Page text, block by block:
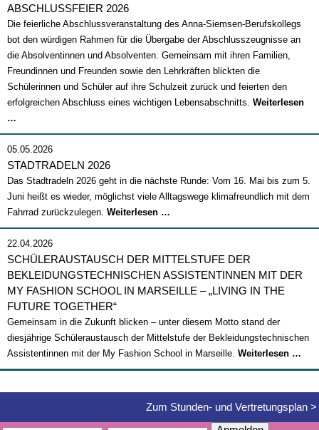
ABSCHLUSSFEIER 2026
Die feierliche Abschlussveranstaltung des Anna-Siemsen-Berufskollegs
bot den würdigen Rahmen für die Übergabe der Abschlusszeugnisse an
die Absolventinnen und Absolventen. Gemeinsam mit ihren Familien,
Freundinnen und Freunden sowie den Lehrkräften blickten die
Schülerinnen und Schüler auf ihre Schulzeit zurück und feierten den
erfolgreichen Abschluss eines wichtigen Lebensabschnitts. Weiterlesen
…
2026
05.05.2026
STADTRADELN 2026
Das Stadtradeln 2026 geht in die nächste Runde: Vom 16. Mai bis zum 5.
Juni heißt es wieder, möglichst viele Alltagswege klimafreundlich mit dem
Fahrrad zurückzulegen. Weiterlesen …
2026
22.04.2026
SCHÜLERAUSTAUSCH DER MITTELSTUFE DER
BEKLEIDUNGSTECHNISCHEN ASSISTENTINNEN MIT DER
MY FASHION SCHOOL IN MARSEILLE – „LIVING IN THE
FUTURE TOGETHER“
Gemeinsam in die Zukunft blicken – unter diesem Motto stand der
diesjährige Schüleraustausch der Mittelstufe der Bekleidungstechnischen
Assistentinnen mit der My Fashion School in Marseille. Weiterlesen …
der
Zum Stunden- und Vertretungsplan >